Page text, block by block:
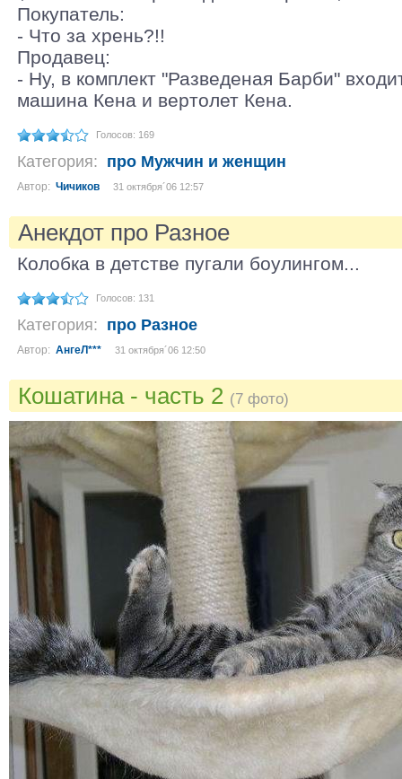
Покупатель:
- Что за хрень?!!
Продавец:
- Ну, в комплект "Разведеная Барби"
машина Кена и вертолет Кена.
Голосов: 169
Категория: про Мужчин и женщин
Автор: Чичиков 31 октября´06 12:57
Анекдот про Разное
Колобка в детстве пугали боулингом...
Голосов: 131
Категория: про Разное
Автор: АнгеЛ*** 31 октября´06 12:50
Кошатина - часть 2 (7 фото)